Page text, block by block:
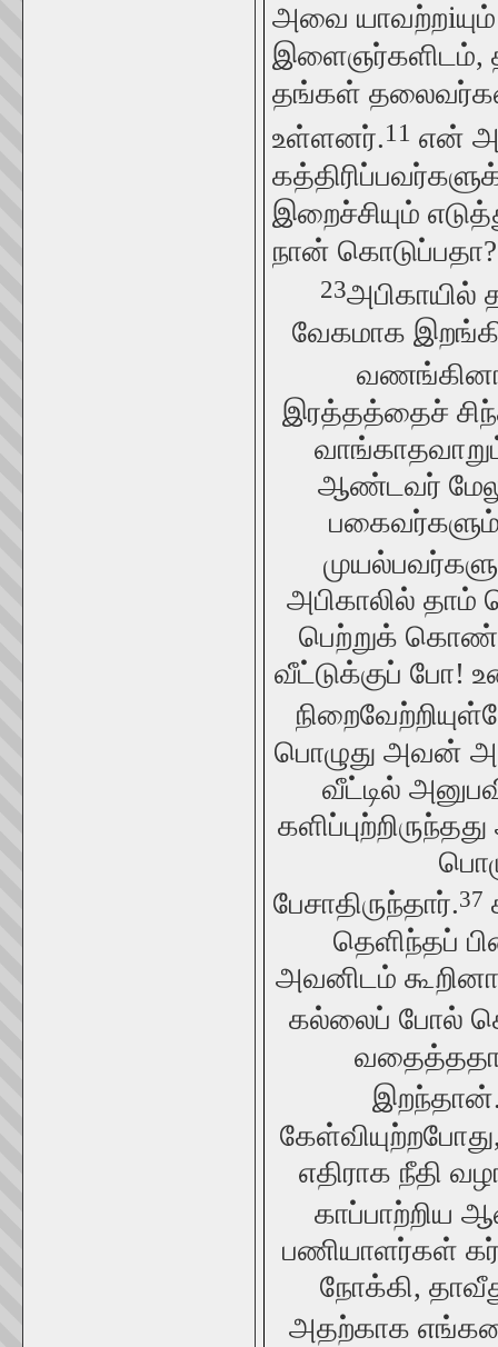
அவை யாவற்றiயும்
இளைஞர்களிடம்,
தங்கள்
உள்ளனர்.11 என்
இறைச்சியும்
நான்
23அபிகாயில்
வேகமாக இறங்கி
இரத்தத்தைச்
ஆண்டவர்
அபிகாலில்
பெற்றுக்
வீட்டுக்குப் போ!
பொழுது அவன்
வீட்டில்
பேசாதிருந்தார்.37
தெளிந்தப்
அவனிடம்
கல்லைப் போல்
எதிராக நீதி
காப்பாற்றிய
பணியாளர்கள்
நோக்கி,
அதற்காக